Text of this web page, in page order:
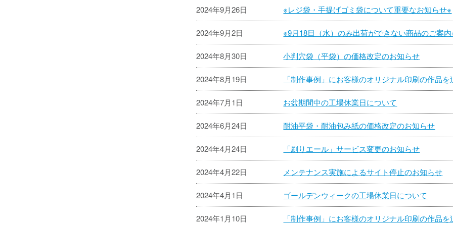
2024年9月26日 ※レジ袋・手提げゴミ袋について重要なお知らせ※
2024年9月2日 ※9月18日（水）のみ出荷ができない商品のご案
2024年8月30日 小判穴袋（平袋）の価格改定のお知らせ
2024年8月19日 「制作事例」にお客様のオリジナル印刷の作品を
2024年7月1日 お盆期間中の工場休業日について
2024年6月24日 耐油平袋・耐油包み紙の価格改定のお知らせ
2024年4月24日 「刷りエール」サービス変更のお知らせ
2024年4月22日 メンテナンス実施によるサイト停止のお知らせ
2024年4月1日 ゴールデンウィークの工場休業日について
2024年1月10日 「制作事例」にお客様のオリジナル印刷の作品を